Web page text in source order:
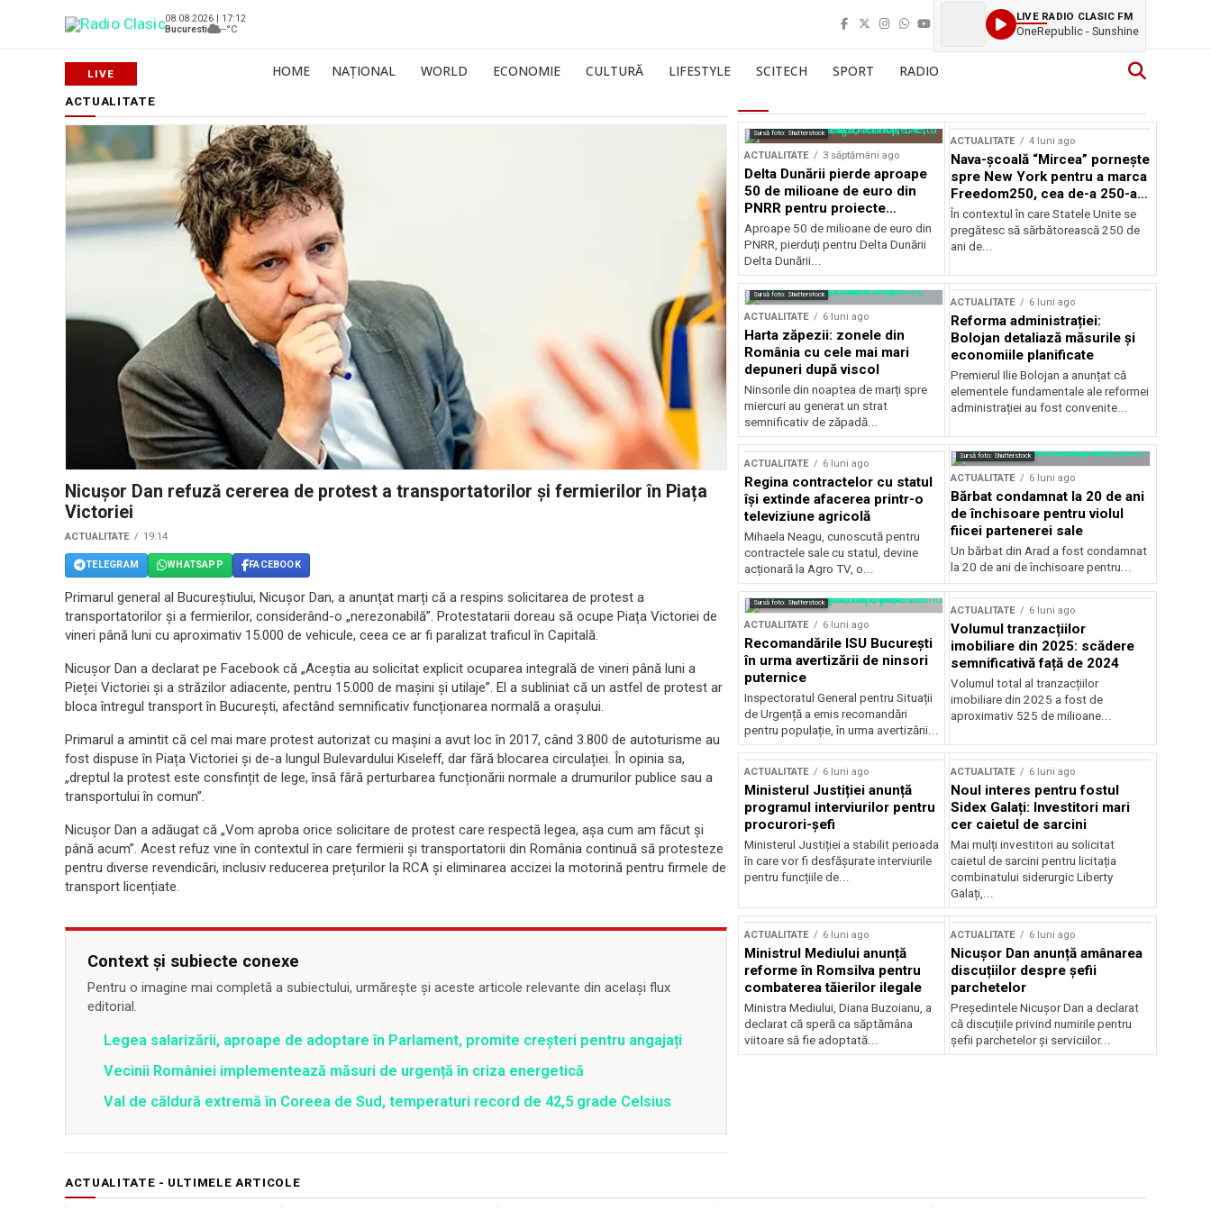
08.08.2026 | 17:12
Bucuresti
--°C
LIVE RADIO CLASIC FM
OneRepublic - Sunshine
HOME NAȚIONAL WORLD ECONOMIE CULTURĂ LIFESTYLE SCITECH SPORT RADIO
ACTUALITATE
Nicușor Dan refuză cererea de protest a transportatorilor și fermierilor în Piața
Victoriei
ACTUALITATE 19:14
TELEGRAM WHATSAPP FACEBOOK
Primarul general al Bucureștiului, Nicușor Dan, a anunțat marți că a respins solicitarea de protest a
transportatorilor și a fermierilor, considerând-o „nerezonabilă”. Protestatarii doreau să ocupe Piața Victoriei de
vineri până luni cu aproximativ 15.000 de vehicule, ceea ce ar fi paralizat traficul în Capitală.
Nicușor Dan a declarat pe Facebook că „Aceștia au solicitat explicit ocuparea integrală de vineri până luni a
Pieței Victoriei și a străzilor adiacente, pentru 15.000 de mașini și utilaje”. El a subliniat că un astfel de protest ar
bloca întregul transport în București, afectând semnificativ funcționarea normală a orașului.
Primarul a amintit că cel mai mare protest autorizat cu mașini a avut loc în 2017, când 3.800 de autoturisme au
fost dispuse în Piața Victoriei și de-a lungul Bulevardului Kiseleff, dar fără blocarea circulației. În opinia sa,
„dreptul la protest este consfințit de lege, însă fără perturbarea funcționării normale a drumurilor publice sau a
transportului în comun”.
Nicușor Dan a adăugat că „Vom aproba orice solicitare de protest care respectă legea, așa cum am făcut și
până acum”. Acest refuz vine în contextul în care fermierii și transportatorii din România continuă să protesteze
pentru diverse revendicări, inclusiv reducerea prețurilor la RCA și eliminarea accizei la motorină pentru firmele de
transport licențiate.
Context și subiecte conexe
Pentru o imagine mai completă a subiectului, urmărește și aceste articole relevante din același flux
editorial.
Legea salarizării, aproape de adoptare în Parlament, promite creșteri pentru angajați
Vecinii României implementează măsuri de urgență în criza energetică
Val de căldură extremă în Coreea de Sud, temperaturi record de 42,5 grade Celsius
Sursă foto: Shutterstock
ACTUALITATE 3 săptămâni ago
Delta Dunării pierde aproape
50 de milioane de euro din
PNRR pentru proiecte
esențiale
Aproape 50 de milioane de euro din
PNRR, pierduți pentru Delta Dunării
Delta Dunării...
ACTUALITATE 4 luni ago
Nava-școală “Mircea” pornește
spre New York pentru a marca
Freedom250, cea de-a 250-a
aniversare a Statelor Unite
În contextul în care Statele Unite se
pregătesc să sărbătorească 250 de
ani de...
Sursă foto: Shutterstock
ACTUALITATE 6 luni ago
Harta zăpezii: zonele din
România cu cele mai mari
depuneri după viscol
Ninsorile din noaptea de marți spre
miercuri au generat un strat
semnificativ de zăpadă...
ACTUALITATE 6 luni ago
Reforma administrației:
Bolojan detaliază măsurile și
economiile planificate
Premierul Ilie Bolojan a anunțat că
elementele fundamentale ale reformei
administrației au fost convenite...
ACTUALITATE 6 luni ago
Regina contractelor cu statul
își extinde afacerea printr-o
televiziune agricolă
Mihaela Neagu, cunoscută pentru
contractele sale cu statul, devine
acționară la Agro TV, o...
Sursă foto: Shutterstock
ACTUALITATE 6 luni ago
Bărbat condamnat la 20 de ani
de închisoare pentru violul
fiicei partenerei sale
Un bărbat din Arad a fost condamnat
la 20 de ani de închisoare pentru...
Sursă foto: Shutterstock
ACTUALITATE 6 luni ago
Recomandările ISU București
în urma avertizării de ninsori
puternice
Inspectoratul General pentru Situații
de Urgență a emis recomandări
pentru populație, în urma avertizării...
ACTUALITATE 6 luni ago
Volumul tranzacțiilor
imobiliare din 2025: scădere
semnificativă față de 2024
Volumul total al tranzacțiilor
imobiliare din 2025 a fost de
aproximativ 525 de milioane...
ACTUALITATE 6 luni ago
Ministerul Justiției anunță
programul interviurilor pentru
procurori-șefi
Ministerul Justiției a stabilit perioada
în care vor fi desfășurate interviurile
pentru funcțiile de...
ACTUALITATE 6 luni ago
Noul interes pentru fostul
Sidex Galați: Investitori mari
cer caietul de sarcini
Mai mulți investitori au solicitat
caietul de sarcini pentru licitația
combinatului siderurgic Liberty
Galați,...
ACTUALITATE 6 luni ago
Ministrul Mediului anunță
reforme în Romsilva pentru
combaterea tăierilor ilegale
Ministra Mediului, Diana Buzoianu, a
declarat că speră ca săptămâna
viitoare să fie adoptată...
ACTUALITATE 6 luni ago
Nicușor Dan anunță amânarea
discuțiilor despre șefii
parchetelor
Președintele Nicușor Dan a declarat
că discuțiile privind numirile pentru
șefii parchetelor și serviciilor...
ACTUALITATE - ULTIMELE ARTICOLE